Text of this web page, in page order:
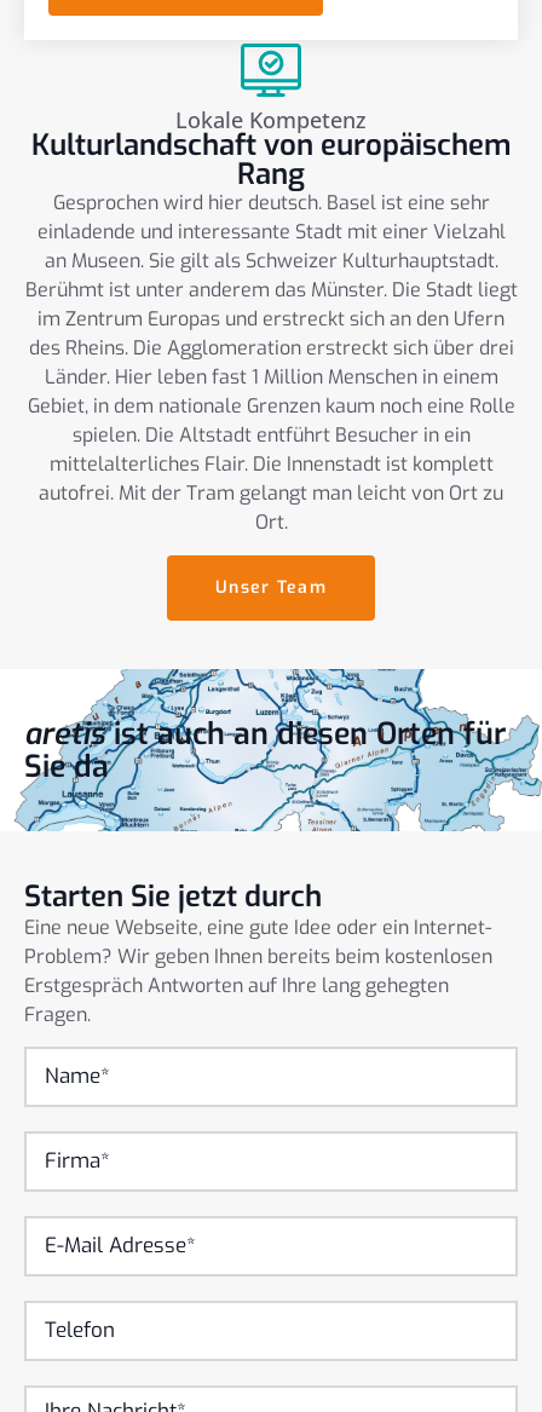
Lokale Kompetenz
Kulturlandschaft von europäischem
Rang
Gesprochen wird hier deutsch. Basel ist eine sehr
einladende und interessante Stadt mit einer Vielzahl
an Museen. Sie gilt als Schweizer Kulturhauptstadt.
Berühmt ist unter anderem das Münster. Die Stadt liegt
im Zentrum Europas und erstreckt sich an den Ufern
des Rheins. Die Agglomeration erstreckt sich über drei
Länder. Hier leben fast 1 Million Menschen in einem
Gebiet, in dem nationale Grenzen kaum noch eine Rolle
spielen. Die Altstadt entführt Besucher in ein
mittelalterliches Flair. Die Innenstadt ist komplett
autofrei. Mit der Tram gelangt man leicht von Ort zu
Ort.
Unser Team
aretisist auch an diesen Orten für
Sie da
Starten Sie jetzt durch
Eine neue Webseite, eine gute Idee oder ein Internet-
Problem? Wir geben Ihnen bereits beim kostenlosen
Erstgespräch Antworten auf Ihre lang gehegten
Fragen.